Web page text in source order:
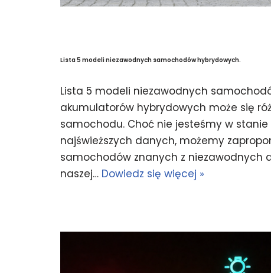
Lista 5 modeli niezawodnych samochodów hybrydowych.
Lista 5 modeli niezawodnych
akumulatorów hybrydowych może się
samochodu. Choć nie jesteśmy w
najświeższych danych, możemy
samochodów znanych z niezawodnych
naszej… Dowiedz się więcej »